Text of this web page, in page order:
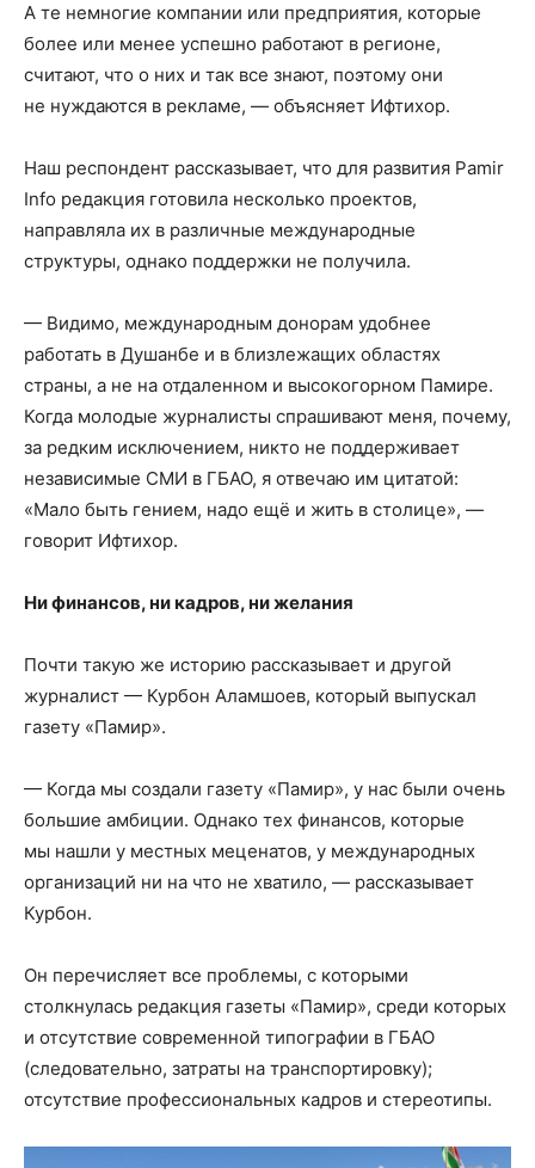
А те немногие компании или предприятия, которые
более или менее успешно работают в регионе,
считают, что о них и так все знают, поэтому они
не нуждаются в рекламе, — объясняет Ифтихор.
Наш респондент рассказывает, что для развития Pamir
Info редакция готовила несколько проектов,
направляла их в различные международные
структуры, однако поддержки не получила.
— Видимо, международным донорам удобнее
работать в Душанбе и в близлежащих областях
страны, а не на отдаленном и высокогорном Памире.
Когда молодые журналисты спрашивают меня, почему,
за редким исключением, никто не поддерживает
независимые СМИ в ГБАО, я отвечаю им цитатой:
«Мало быть гением, надо ещё и жить в столице», —
говорит Ифтихор.
Ни финансов, ни кадров, ни желания
Почти такую же историю рассказывает и другой
журналист — Курбон Аламшоев, который выпускал
газету «Памир».
— Когда мы создали газету «Памир», у нас были очень
большие амбиции. Однако тех финансов, которые
мы нашли у местных меценатов, у международных
организаций ни на что не хватило, — рассказывает
Курбон.
Он перечисляет все проблемы, с которыми
столкнулась редакция газеты «Памир», среди которых
и отсутствие современной типографии в ГБАО
(следовательно, затраты на транспортировку);
отсутствие профессиональных кадров и стереотипы.